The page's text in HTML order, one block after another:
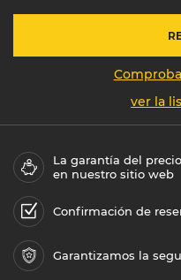
ver la
La garantía del
en nuestro sitio web
Confirmación de
Garantizamos la